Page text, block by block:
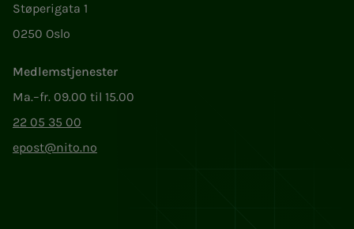
Støperigata 1
0250 Oslo
Medlemstjenester
Ma.–fr. 09.00 til 15.00
22 05 35 00
epost@nito.no